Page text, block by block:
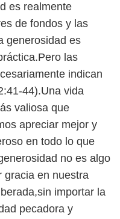
es realmente
de fondos y las
generosidad es
las
indican
44).Una vida
valiosa que
apreciar mejor y
en todo lo que
no es algo
gracia en nuestra
importar la
pecadora y